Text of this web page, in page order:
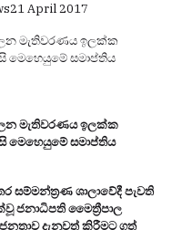
21 April 2017
මැතිවරණය ඉලක්ක
මෙහෙයුමේ සමාප්තිය
මැතිවරණය ඉලක්ක
මෙහෙයුමේ සමාප්තිය
ශාලාවේදී පැවති
ජනාධිපති මෛත්‍රීපාල
ජනතාව දැනුවත් කිරීමට ගත්